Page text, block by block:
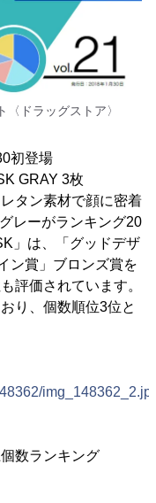
ドラッグストア〉
初登場
GRAY 3枚
タン素材で顔に密着
レーがランキング20
」は、「グッドデザ
ン賞」ブロンズ賞を
評価されています。
り、個数順位3位と
数ランキング